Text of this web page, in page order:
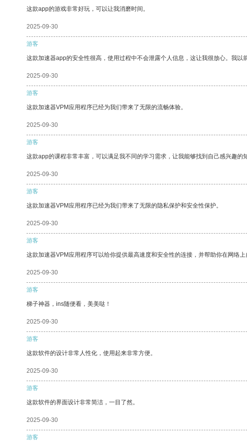
这款app的游戏非常好玩，可以让我消磨时间。
2025-09-30
游客
这款加速器app的安全性很高，使用过程中不会泄露个人信息，这让我很放心。我
2025-09-30
游客
这款加速器VPM应用程序已经为我们带来了无限的流畅体验。
2025-09-30
游客
这款app的课程非常丰富，可以满足我不同的学习需求，让我能够找到自己感兴趣的知
2025-09-30
游客
这款加速器VPM应用程序已经为我们带来了无限的隐私保护和安全性保护。
2025-09-30
游客
这款加速器VPM应用程序可以给你提供最高速度和安全性的连接，并帮助你在网络上
2025-09-30
游客
梯子神器，ins随便看，美美哒！
2025-09-30
游客
这款软件的设计非常人性化，使用起来非常方便。
2025-09-30
游客
这款软件的界面设计非常简洁，一目了然。
2025-09-30
游客